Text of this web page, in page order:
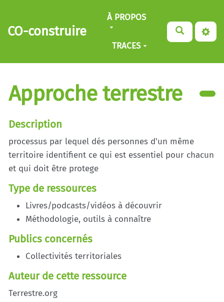
Aller au contenu principal
CO-construire
À PROPOS
TRACES
Approche terrestre
Description
processus par lequel dés personnes d'un même
territoire identifient ce qui est essentiel pour chacun
et qui doit être protege
Type de ressources
Livres/podcasts/vidéos à découvrir
Méthodologie, outils à connaître
Publics concernés
Collectivités territoriales
Auteur de cette ressource
Terrestre.org